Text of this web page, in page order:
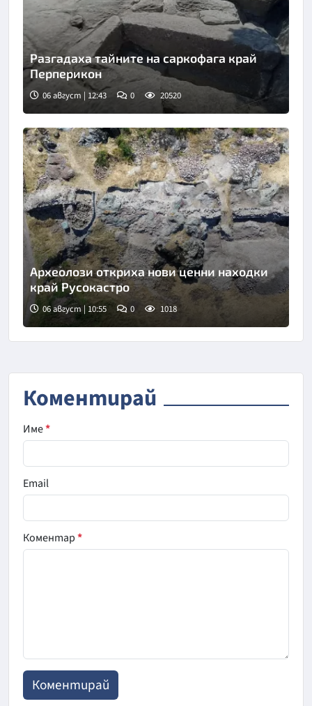
Снимка: Bulgaria ON AIR
Разгадаха тайните на саркофага край
Перперикон
06 август | 12:43 0 20520
Археолози откриха нови ценни находки
край Русокастро
06 август | 10:55 0 1018
Коментирай
Име*
Email
Коментар*